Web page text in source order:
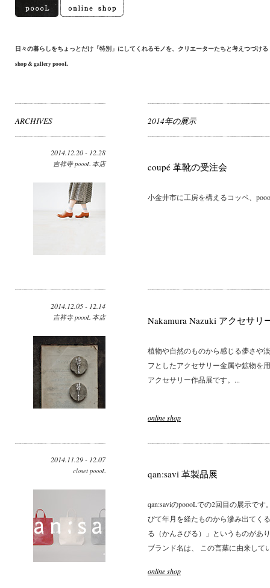
日々の暮らしをちょっとだけ「特別」にしてくれるモノを、クリエーターたちと考えつづける
shop & gallery poooL
ARCHIVES 2014年の展示
2014.12.20 - 12.28
吉祥寺 poooL 本店 coupé 革靴の受注会
小金井市に工房を構えるコッペ、
2014.12.05 - 12.14
吉祥寺 poooL 本店 Nakamura Nazuki アクセサリ
植物や自然のものから感じる儚さや
フとしたアクセサリー金属や鉱物を
アクセサリー作品展です。...
online shop
2014.11.29 - 12.07
closet poooL qan:savi 革製品展
qan:saviのpoooLでの2回目の展示で
びて年月を経たものから滲み出てく
る（かんさびる）」というものがあ
ブランド名は、 この言葉に由来して
online shop